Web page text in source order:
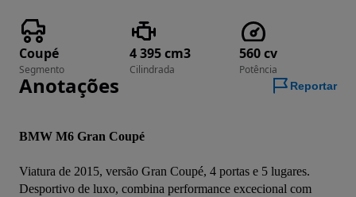
Coupé
Segmento
4 395 cm3
Cilindrada
560 cv
Potência
Anotações Reportar
BMW M6 Gran Coupé
Viatura de 2015, versão Gran Coupé, 4 portas e 5 lugares.
Desportivo de luxo, combina performance excecional com